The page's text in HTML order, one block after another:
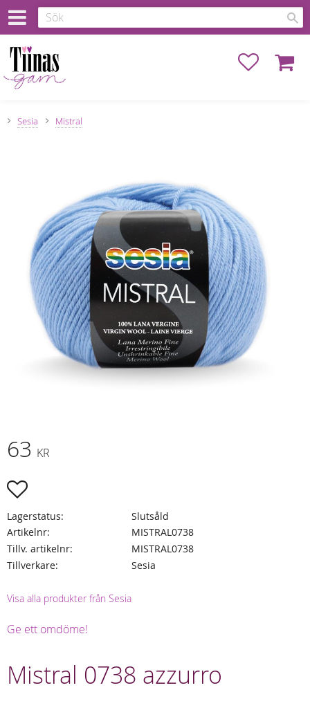
Favoriter
Sesia Mistral
63 KR
Lägg till i favoriter
Lagerstatus
Slutsåld
Artikelnr
MISTRAL0738
Tillv. artikelnr
MISTRAL0738
Tillverkare
Sesia
Visa alla produkter från Sesia
Ge ett omdöme!
Mistral 0738 azzurro